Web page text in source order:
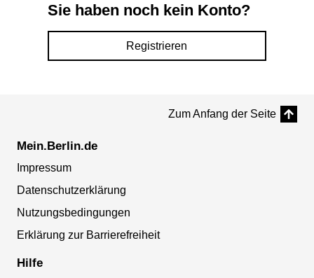
Sie haben noch kein Konto?
Registrieren
Zum Anfang der Seite
Mein.Berlin.de
Impressum
Datenschutzerklärung
Nutzungsbedingungen
Erklärung zur Barrierefreiheit
Hilfe